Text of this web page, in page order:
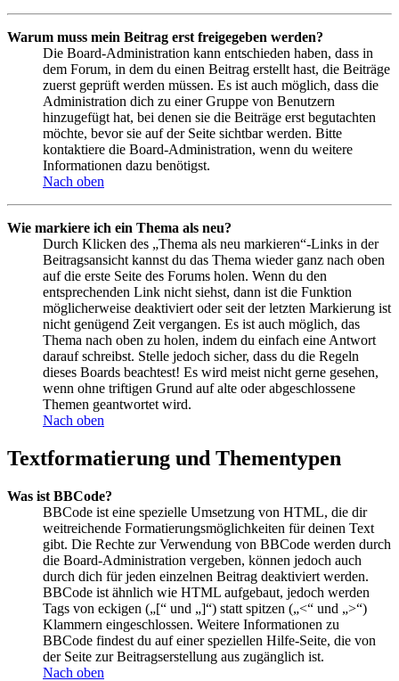
Warum muss mein Beitrag erst freigegeben werden?
Die Board-Administration kann entschieden haben, dass in
dem Forum, in dem du einen Beitrag erstellt hast, die Beiträge
zuerst geprüft werden müssen. Es ist auch möglich, dass die
Administration dich zu einer Gruppe von Benutzern
hinzugefügt hat, bei denen sie die Beiträge erst begutachten
möchte, bevor sie auf der Seite sichtbar werden. Bitte
kontaktiere die Board-Administration, wenn du weitere
Informationen dazu benötigst.
Nach oben
Wie markiere ich ein Thema als neu?
Durch Klicken des „Thema als neu markieren“-Links in der
Beitragsansicht kannst du das Thema wieder ganz nach oben
auf die erste Seite des Forums holen. Wenn du den
entsprechenden Link nicht siehst, dann ist die Funktion
möglicherweise deaktiviert oder seit der letzten Markierung ist
nicht genügend Zeit vergangen. Es ist auch möglich, das
Thema nach oben zu holen, indem du einfach eine Antwort
darauf schreibst. Stelle jedoch sicher, dass du die Regeln
dieses Boards beachtest! Es wird meist nicht gerne gesehen,
wenn ohne triftigen Grund auf alte oder abgeschlossene
Themen geantwortet wird.
Nach oben
Textformatierung und Thementypen
Was ist BBCode?
BBCode ist eine spezielle Umsetzung von HTML, die dir
weitreichende Formatierungsmöglichkeiten für deinen Text
gibt. Die Rechte zur Verwendung von BBCode werden durch
die Board-Administration vergeben, können jedoch auch
durch dich für jeden einzelnen Beitrag deaktiviert werden.
BBCode ist ähnlich wie HTML aufgebaut, jedoch werden
Tags von eckigen („[“ und „]“) statt spitzen („<“ und „>“)
Klammern eingeschlossen. Weitere Informationen zu
BBCode findest du auf einer speziellen Hilfe-Seite, die von
der Seite zur Beitragserstellung aus zugänglich ist.
Nach oben